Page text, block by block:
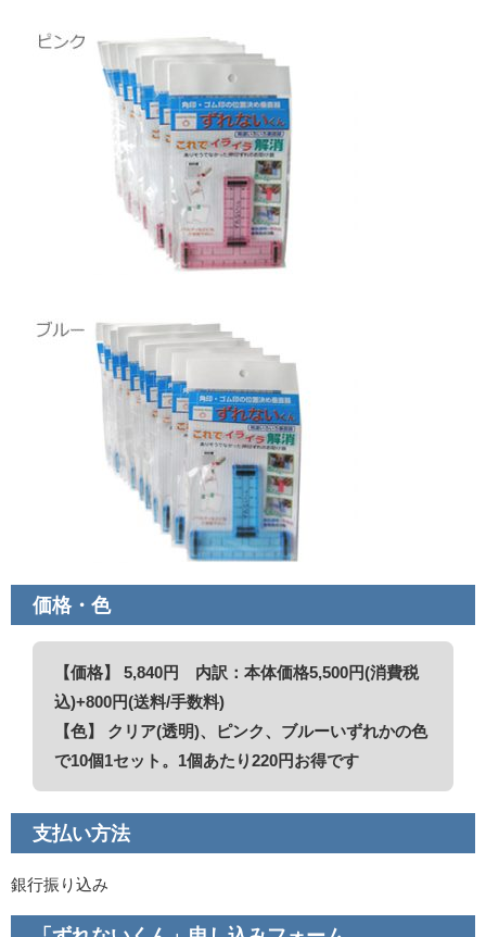
価格・色
【価格】 5,840円 内訳：本体価格5,500円(消費税
込)+800円(送料/手数料)
【色】 クリア(透明)、ピンク、ブルーいずれかの色
で10個1セット。1個あたり220円お得です
支払い方法
銀行振り込み